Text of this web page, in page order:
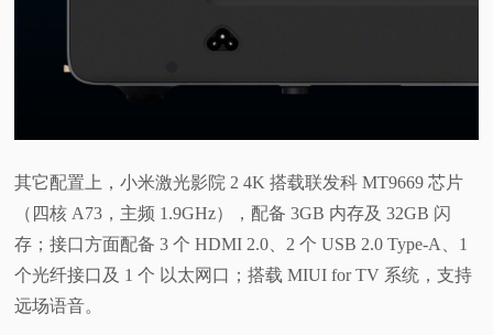
其它配置上，小米激光影院 2 4K 搭载联发科 MT9669 芯片
（四核 A73，主频 1.9GHz），配备 3GB 内存及 32GB 闪
存；接口方面配备 3 个 HDMI 2.0、2 个 USB 2.0 Type-A、1
个光纤接口及 1 个 以太网口；搭载 MIUI for TV 系统，支持
远场语音。